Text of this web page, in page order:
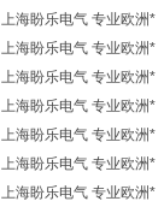
上海盼乐电气 专业欧
上海盼乐电气 专业欧
上海盼乐电气 专业欧
上海盼乐电气 专业欧
上海盼乐电气 专业欧
上海盼乐电气 专业欧
上海盼乐电气 专业欧